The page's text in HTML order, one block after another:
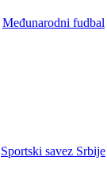
Međunarodni fudbal
Sportski savez Srbije